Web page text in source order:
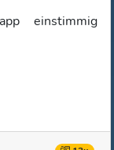
einstimmig